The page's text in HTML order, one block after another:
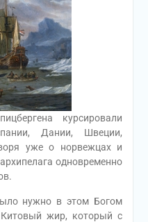
курсировали
Дании, Швеции,
уже о норвежцах и
одновременно
нужно в этом Богом
жир, который с